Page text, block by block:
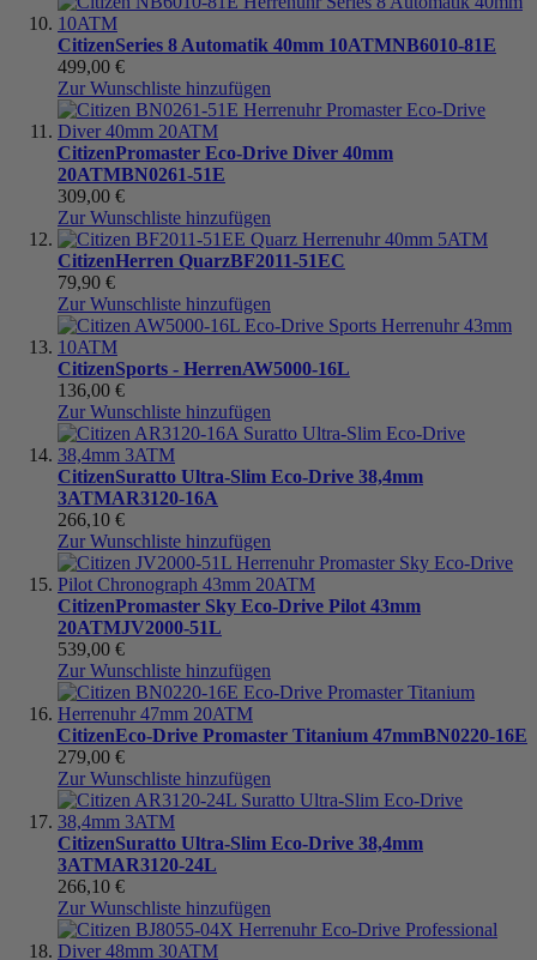
CitizenSeries 8 Automatik 40mm 10ATMNB6010-81E
499,00 €
Zur Wunschliste hinzufügen
CitizenPromaster Eco-Drive Diver 40mm
20ATMBN0261-51E
309,00 €
Zur Wunschliste hinzufügen
CitizenHerren QuarzBF2011-51EC
79,90 €
Zur Wunschliste hinzufügen
CitizenSports - HerrenAW5000-16L
136,00 €
Zur Wunschliste hinzufügen
CitizenSuratto Ultra-Slim Eco-Drive 38,4mm
3ATMAR3120-16A
266,10 €
Zur Wunschliste hinzufügen
CitizenPromaster Sky Eco-Drive Pilot 43mm
20ATMJV2000-51L
539,00 €
Zur Wunschliste hinzufügen
CitizenEco-Drive Promaster Titanium 47mmBN0220-16E
279,00 €
Zur Wunschliste hinzufügen
CitizenSuratto Ultra-Slim Eco-Drive 38,4mm
3ATMAR3120-24L
266,10 €
Zur Wunschliste hinzufügen